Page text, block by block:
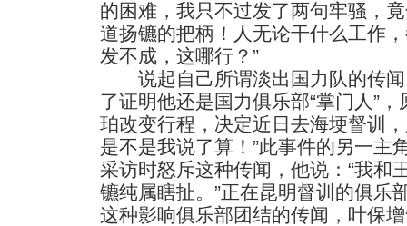
的困难，我只不过发了两句牢骚，
道扬镳的把柄！人无论干什么工作
发不成，这哪行？”
说起自己所谓淡出国力队的传闻
了证明他还是国力俱乐部“掌门人”
珀改变行程，决定近日去海埂督训
是不是我说了算！”此事件的另一
采访时怒斥这种传闻，他说：“我和
镳纯属瞎扯。”正在昆明督训的俱乐
这种影响俱乐部团结的传闻，叶保